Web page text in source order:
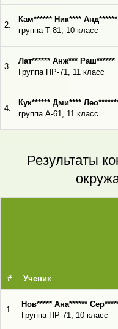
2.
Кам****** Ник**** Анд******
группа Т-81, 10 класс
3.
Лат****** Анж*** Раш******
Группа ПР-71, 11 класс
4.
Кук****** Дми****
группа А-61, 11 класс
Результаты
# Ученик
1.
Нов***** Ана******
Группа ПР-71, 10 класс